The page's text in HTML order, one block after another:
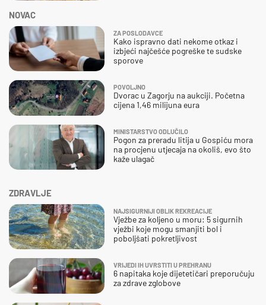
ZDRAVLJE
NAJSIGURNIJI OBLIK REKREACIJE
Vježbe za koljeno u moru: 5 sigurnih
vježbi koje mogu smanjiti bol i
poboljšati pokretljivost
VRIJEDI IH UVRSTITI U PREHRANU
6 napitaka koje dijetetičari preporučuju
za zdrave zglobove
NOVAC
ZA POSLODAVCE
Kako ispravno dati nekome otkaz i
izbjeći najčešće pogreške te sudske
sporove
POVOLJNO
Dvorac u Zagorju na aukciji. Početna
cijena 1,46 milijuna eura
MINISTARSTVO ODLUČILO
Pogon za preradu litija u Gospiću mora
na procjenu utjecaja na okoliš, evo što
kaže ulagač